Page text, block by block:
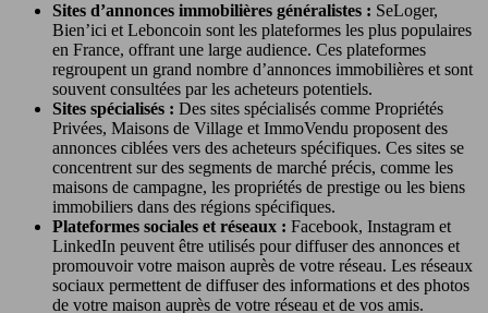
Sites d’annonces immobilières généralistes : SeLoger,
Bien’ici et Leboncoin sont les plateformes les plus populaires
en France, offrant une large audience. Ces plateformes
regroupent un grand nombre d’annonces immobilières et sont
souvent consultées par les acheteurs potentiels.
Sites spécialisés : Des sites spécialisés comme Propriétés
Privées, Maisons de Village et ImmoVendu proposent des
annonces ciblées vers des acheteurs spécifiques. Ces sites se
concentrent sur des segments de marché précis, comme les
maisons de campagne, les propriétés de prestige ou les biens
immobiliers dans des régions spécifiques.
Plateformes sociales et réseaux : Facebook, Instagram et
LinkedIn peuvent être utilisés pour diffuser des annonces et
promouvoir votre maison auprès de votre réseau. Les réseaux
sociaux permettent de diffuser des informations et des photos
de votre maison auprès de votre réseau et de vos amis.